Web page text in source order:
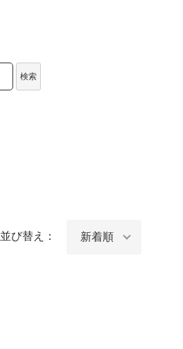
検索
並び替え：